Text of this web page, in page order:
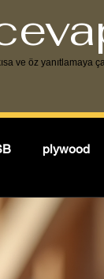
ve öz yanıtlamaya
plywood